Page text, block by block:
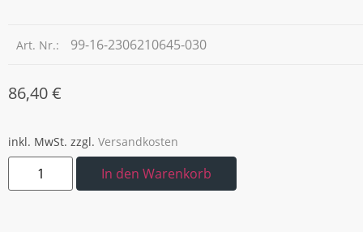
Art. Nr.: 99-16-2306210645-030
86,40€
inkl. MwSt. zzgl. Versandkosten
In den Warenkorb